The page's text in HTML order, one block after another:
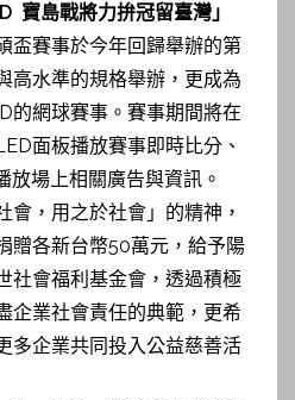
寶島戰將力拚冠留臺灣」
盃賽事於今年回歸舉辦的第
高水準的規格舉辦，更成為
的網球賽事。賽事期間將在
面板播放賽事即時比分、
放場上相關廣告與資訊。
會，用之於社會」的精神，
贈各新台幣50萬元，給予陽
社會福利基金會，透過積極
企業社會責任的典範，更希
多企業共同投入公益慈善活